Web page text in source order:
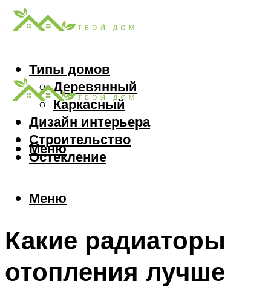
Типы домов
Деревянный
Каркасный
Дизайн интерьера
Строительство
Остекление
Меню
Меню
Какие радиаторы
отопления лучше